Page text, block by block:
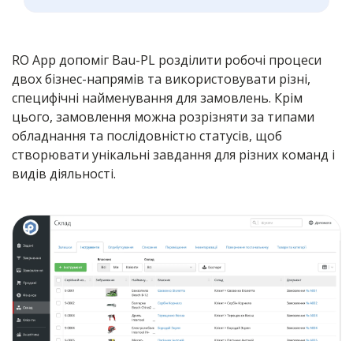
RO App допоміг Bau-PL розділити робочі процеси
двох бізнес-напрямів та використовувати різні,
специфічні найменування для замовлень. Крім
цього, замовлення можна розрізняти за типами
обладнання та послідовністю статусів, щоб
створювати унікальні завдання для різних команд і
видів діяльності.